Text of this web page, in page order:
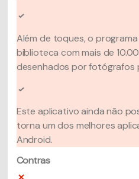
Além de toques, o
biblioteca com mais de
desenhados por fotógrafos
Este aplicativo ainda não
torna um dos melhores
Android.
Contras